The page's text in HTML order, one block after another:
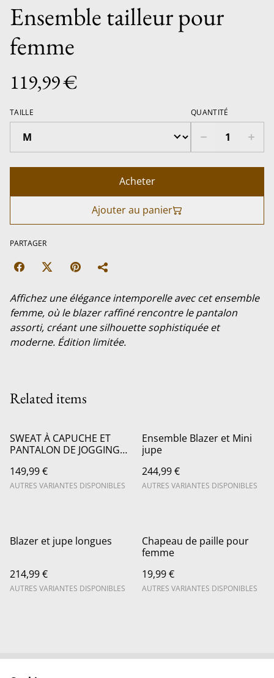
Ensemble tailleur pour
femme
119,99 €
TAILLE QUANTITÉ
Acheter
Ajouter au panier
PARTAGER
Affichez une élégance intemporelle avec cet ensemble
femme, où le blazer raffiné rencontre le pantalon
assorti, créant une silhouette sophistiquée et
moderne. Édition limitée.
Related items
SWEAT À CAPUCHE ET
PANTALON DE JOGGING
149,99 €
AUTRES VARIANTES DISPONIBLES
Ensemble Blazer et Mini
jupe
244,99 €
AUTRES VARIANTES DISPONIBLES
Blazer et jupe longues
214,99 €
AUTRES VARIANTES DISPONIBLES
Chapeau de paille pour
femme
19,99 €
AUTRES VARIANTES DISPONIBLES